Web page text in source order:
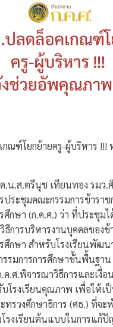
กณฑ์โยกย้ายครู-ผู้บริหาร !!!
.น.ส.ตรีนุช เทียนทอง รมว.
ประชุมคณะกรรมการข้าราช
ศึกษา (ก.ค.ศ.) ว่า ที่ประชุม
การบริหารงานบุคคลของข้
ศึกษา สำหรับโรงเรียนพัฒ
รมการการศึกษาขั้นพื้นฐาน
ค.ศ.พิจารณาวิธีการและเงื่อ
โรงเรียนคุณภาพ เพื่อให้เ
ทรวงศึกษาธิการ (ศธ.) ที่จะ
รงเรียนต้นแบบในการแก้ปั